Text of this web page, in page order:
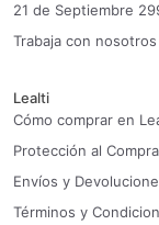
21 de Septiembre
Trabaja con nosotros
Lealti
Cómo comprar en
Protección al
Envíos y
Términos y